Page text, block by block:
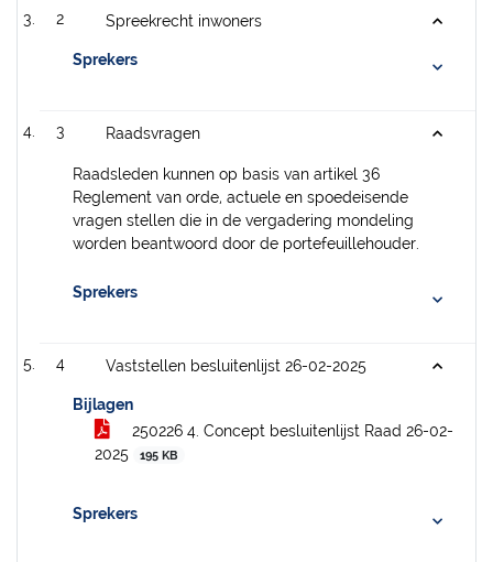
2 Spreekrecht inwoners
Sprekers
3 Raadsvragen
Raadsleden kunnen op basis van artikel 36
Reglement van orde, actuele en spoedeisende
vragen stellen die in de vergadering mondeling
worden beantwoord door de portefeuillehouder.
Sprekers
4 Vaststellen besluitenlijst 26-02-2025
Bijlagen
250226 4. Concept besluitenlijst Raad 26-02-
2025
195 KB
Sprekers